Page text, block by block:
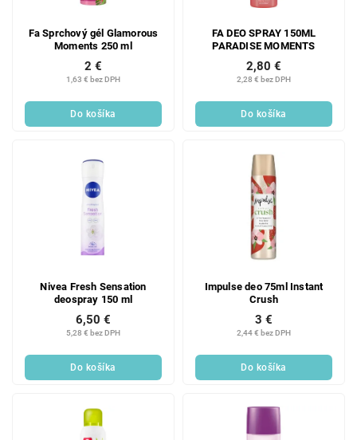
Fa Sprchový gél Glamorous
Moments 250 ml
1,63 € bez DPH
2 €
Do košíka
FA DEO SPRAY 150ML
PARADISE MOMENTS
2,28 € bez DPH
2,80 €
Do košíka
Nivea Fresh Sensation
deospray 150 ml
5,28 € bez DPH
6,50 €
Do košíka
Impulse deo 75ml Instant
Crush
2,44 € bez DPH
3 €
Do košíka